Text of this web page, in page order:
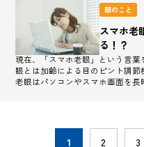
眼のこと
スマホ老
る！？
現在、「スマホ老眼」という言
眼とは加齢による目のピント調
老眼はパソコンやスマホ画面を長
1 2 3